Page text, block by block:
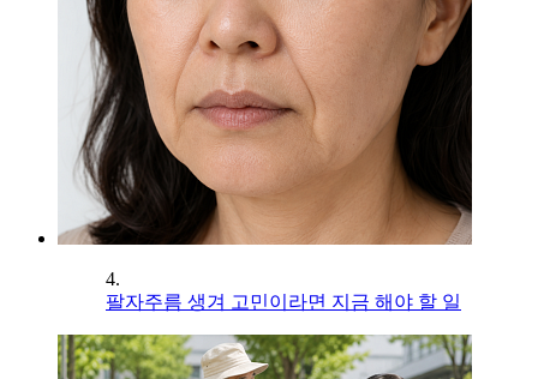
4.
팔자주름 생겨 고민이라면 지금 해야 할 일